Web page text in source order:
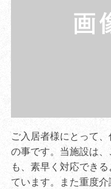
ご入居者様にとって
の事です。当施設は
も、素早く対応でき
ています。また重度